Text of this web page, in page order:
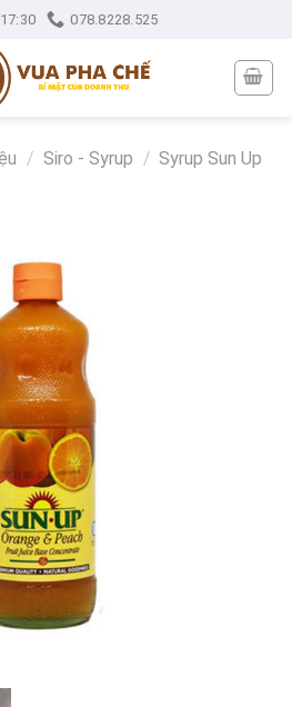
078.8228.525
/ Siro - Syrup / Syrup Sun Up